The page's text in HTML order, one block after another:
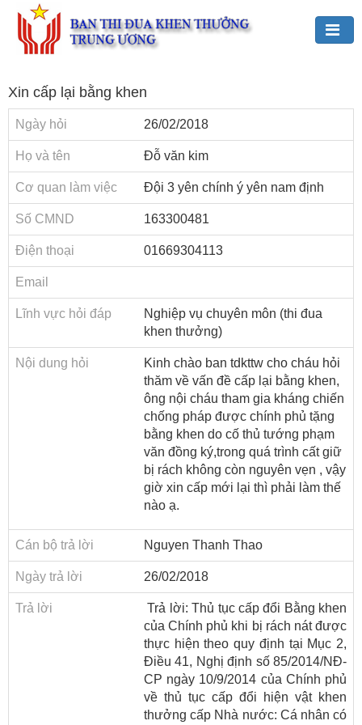
Bác
Hồ
với
TĐKT
Giới
thiệu
chung
Hoạt
động
Ban
Trung
ương
thưởng
Các
kỳ
Đại
Xin cấp lại bằng khen
Ngày hỏi 26/02/2018
Họ và tên Đỗ văn kim
Cơ quan làm việc Đội 3 yên chính ý yên nam định
Số CMND 163300481
Điện thoại 01669304113
Email
Lĩnh vực hỏi đáp
Nghiệp vụ chuyên môn (thi đua
khen thưởng)
Nội dung hỏi
Kinh chào ban tdkttw cho cháu hỏi
thăm về vấn đề cấp lại bằng khen,
ông nội cháu tham gia kháng chiến
chống pháp được chính phủ tặng
bằng khen do cố thủ tướng phạm
văn đồng ký,trong quá trình cất giữ
bị rách không còn nguyên vẹn , vậy
giờ xin cấp mới lại thì phải làm thế
nào ạ.
Cán bộ trả lời Nguyen Thanh Thao
Ngày trả lời 26/02/2018
Trả lời
Trả lời: Thủ tục cấp đổi Bằng khen
của Chính phủ khi bị rách nát được
thực hiện theo quy định tại Mục 2,
Điều 41, Nghị định số 85/2014/NĐ-
CP ngày 10/9/2014 của Chính phủ
về thủ tục cấp đổi hiện vật khen
thưởng cấp Nhà nước: Cá nhân có